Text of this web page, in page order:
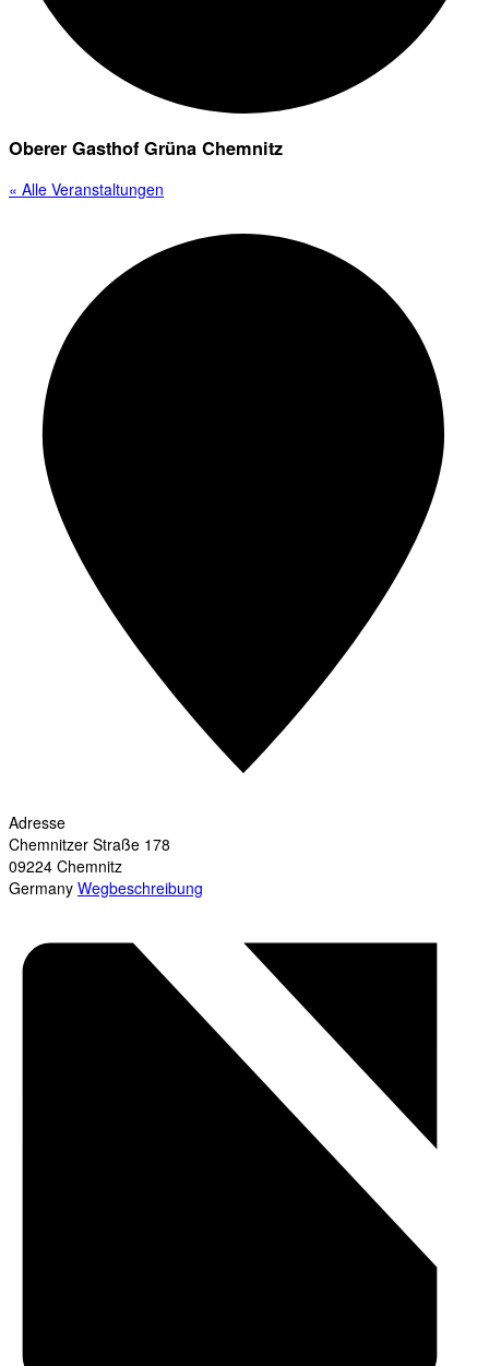
Oberer Gasthof Grüna Chemnitz
« Alle Veranstaltungen
Adresse
Chemnitzer Straße 178
09224 Chemnitz
Germany Wegbeschreibung